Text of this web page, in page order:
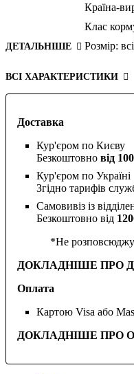
Доставка
Кур'єром по Києву
Безкоштовно від
Кур'єром по Україні
Згідно тарифів
Самовивіз із
Безкоштовно від
*Не
ДОКЛАДНІШЕ ПРО
Оплата
Картою Visa або
ДОКЛАДНІШЕ ПРО
ДЕТАЛЬНІШЕ
Країна-
Клас
Розмір:
ВСІ ХАРАКТЕРИСТИКИ